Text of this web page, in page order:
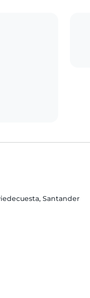
Santander